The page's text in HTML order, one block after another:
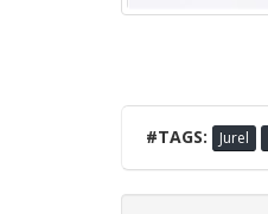
#TAGS: Jurel